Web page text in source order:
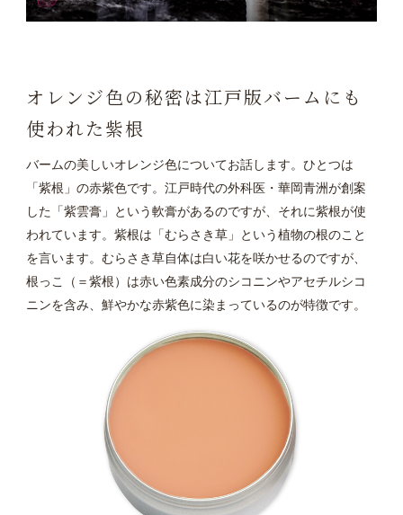
オレンジ色の秘密は江戸版バームにも
使われた紫根
バームの美しいオレンジ色についてお話します。ひとつは
「紫根」の赤紫色です。江戸時代の外科医・華岡青洲が創案
した「紫雲膏」という軟膏があるのですが、それに紫根が使
われています。紫根は「むらさき草」という植物の根のこと
を言います。むらさき草自体は白い花を咲かせるのですが、
根っこ（＝紫根）は赤い色素成分のシコニンやアセチルシコ
ニンを含み、鮮やかな赤紫色に染まっているのが特徴です。